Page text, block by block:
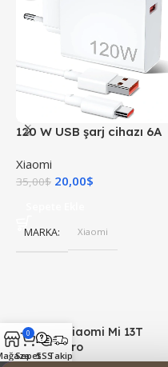
120 W USB şarj cihazı 6A
Turbo şarj hızlı şarj
Xiaomi
35,00$ 20,00$
MARKA Xiaomi
Xiaomi Mi 13T
Pro
0
SepetSSSTakip